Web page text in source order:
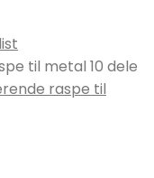
til metal 10 dele
raspe til